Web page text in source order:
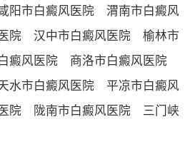
阳市白癜风医院
渭南市白癜风
院 汉中市白癜风医院
榆林市
癜风医院
商洛市白癜风医院
水市白癜风医院
平凉市白癜风
院 陇南市白癜风医院
三门峡